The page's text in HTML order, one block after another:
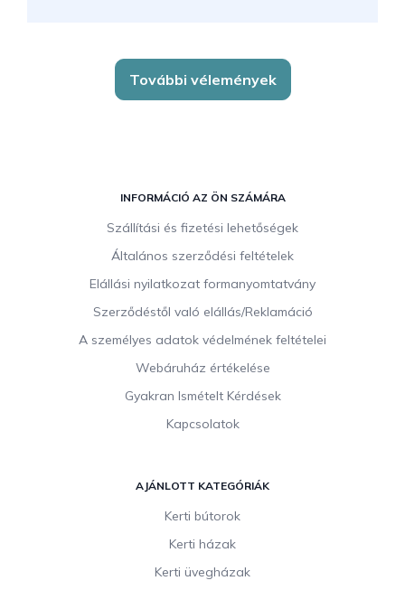
További vélemények
INFORMÁCIÓ AZ ÖN SZÁMÁRA
Szállítási és fizetési lehetőségek
Általános szerződési feltételek
Elállási nyilatkozat formanyomtatvány
Szerződéstől való elállás/Reklamáció
A személyes adatok védelmének feltételei
Webáruház értékelése
Gyakran Ismételt Kérdések
Kapcsolatok
AJÁNLOTT KATEGÓRIÁK
Kerti bútorok
Kerti házak
Kerti üvegházak